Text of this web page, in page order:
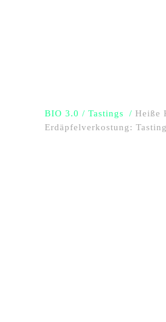
BIO 3.0 / Tastings / Heiße
Erdäpfelverkostung: